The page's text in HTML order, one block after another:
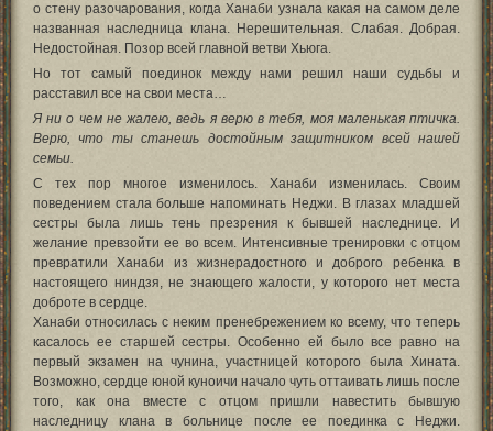
о стену разочарования, когда Ханаби узнала какая на самом деле
названная наследница клана. Нерешительная. Слабая. Добрая.
Недостойная. Позор всей главной ветви Хьюга.
Но тот самый поединок между нами решил наши судьбы и
расставил все на свои места…
Я ни о чем не жалею, ведь я верю в тебя, моя маленькая птичка.
Верю, что ты станешь достойным защитником всей нашей
семьи.
С тех пор многое изменилось. Ханаби изменилась. Своим
поведением стала больше напоминать Неджи. В глазах младшей
сестры была лишь тень презрения к бывшей наследнице. И
желание превзойти ее во всем. Интенсивные тренировки с отцом
превратили Ханаби из жизнерадостного и доброго ребенка в
настоящего ниндзя, не знающего жалости, у которого нет места
доброте в сердце.
Ханаби относилась с неким пренебрежением ко всему, что теперь
касалось ее старшей сестры. Особенно ей было все равно на
первый экзамен на чунина, участницей которого была Хината.
Возможно, сердце юной куноичи начало чуть оттаивать лишь после
того, как она вместе с отцом пришли навестить бывшую
наследницу клана в больнице после ее поединка с Неджи.